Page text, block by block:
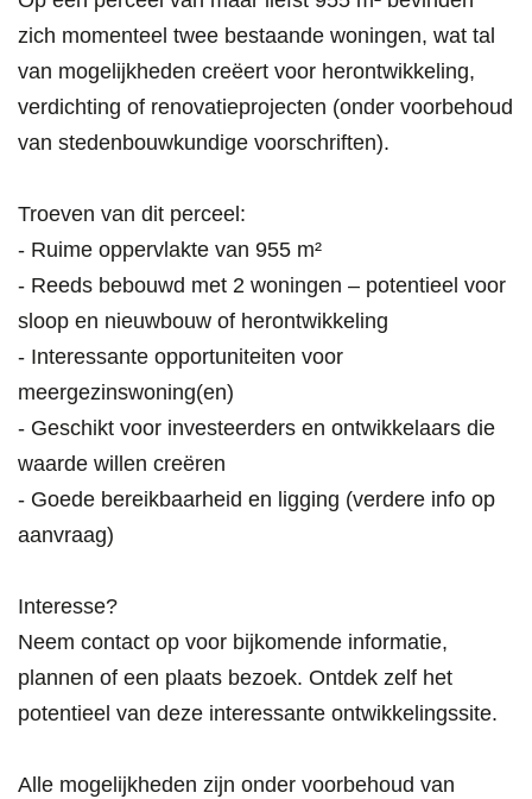
zich momenteel twee bestaande woningen, wat tal
van mogelijkheden creëert voor herontwikkeling,
verdichting of renovatieprojecten (onder voorbehoud
van stedenbouwkundige voorschriften).
Troeven van dit perceel:
- Ruime oppervlakte van 955 m²
- Reeds bebouwd met 2 woningen – potentieel voor
sloop en nieuwbouw of herontwikkeling
- Interessante opportuniteiten voor
meergezinswoning(en)
- Geschikt voor investeerders en ontwikkelaars die
waarde willen creëren
- Goede bereikbaarheid en ligging (verdere info op
aanvraag)
Interesse?
Neem contact op voor bijkomende informatie,
plannen of een plaats bezoek. Ontdek zelf het
potentieel van deze interessante ontwikkelingssite.
Alle mogelijkheden zijn onder voorbehoud van